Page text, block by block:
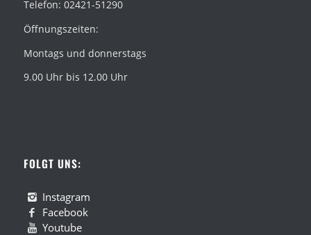
Telefon: 02421-51290
Öffnungszeiten:
Montags und donnerstags
9.00 Uhr bis 12.00 Uhr
FOLGT UNS:
Instagram
Facebook
Youtube